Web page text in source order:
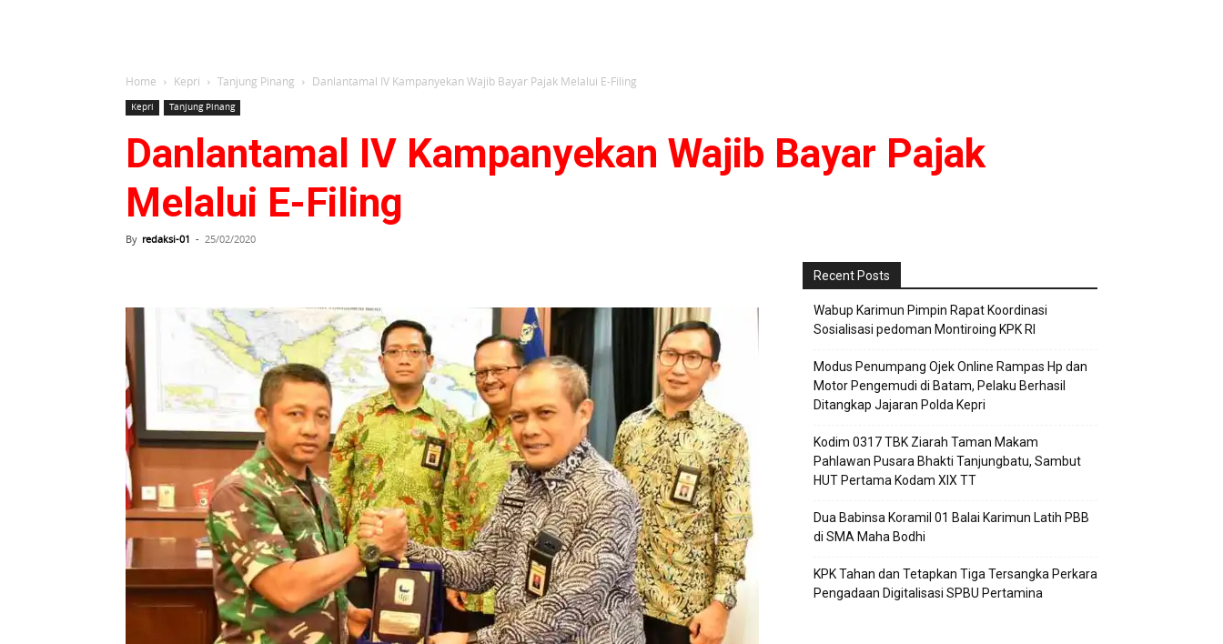
Home Kepri Tanjung Pinang Danlantamal IV Kampanyekan Wajib Bayar Pajak Melalui E-Filing
Kepri Tanjung Pinang
Danlantamal IV Kampanyekan Wajib Bayar Pajak
Melalui E-Filing
By redaksi-01 - 25/02/2020
Recent Posts
Wabup Karimun Pimpin Rapat Koordinasi
Sosialisasi pedoman Montiroing KPK RI
Modus Penumpang Ojek Online Rampas Hp dan
Motor Pengemudi di Batam, Pelaku Berhasil
Ditangkap Jajaran Polda Kepri
Kodim 0317 TBK Ziarah Taman Makam
Pahlawan Pusara Bhakti Tanjungbatu, Sambut
HUT Pertama Kodam XIX TT
Dua Babinsa Koramil 01 Balai Karimun Latih PBB
di SMA Maha Bodhi
KPK Tahan dan Tetapkan Tiga Tersangka Perkara
Pengadaan Digitalisasi SPBU Pertamina